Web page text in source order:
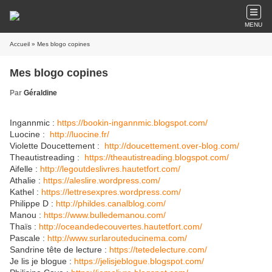
MENU
Accueil » Mes blogo copines
Mes blogo copines
Par Géraldine
Ingannmic : https://bookin-ingannmic.blogspot.com/
Luocine : http://luocine.fr/
Violette Doucettement : http://doucettement.over-blog.com/
Theautistreading : https://theautistreading.blogspot.com/
Aifelle : http://legoutdeslivres.hautetfort.com/
Athalie : https://aleslire.wordpress.com/
Kathel : https://lettresexpres.wordpress.com/
Philippe D : http://phildes.canalblog.com/
Manou : https://www.bulledemanou.com/
Thaïs : http://oceandedecouvertes.hautetfort.com/
Pascale : http://www.surlarouteducinema.com/
Sandrine tête de lecture : https://tetedelecture.com/
Je lis je blogue : https://jelisjeblogue.blogspot.com/